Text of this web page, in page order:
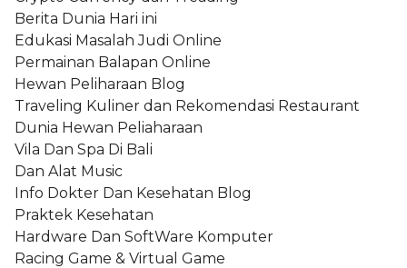
Berita Dunia Hari ini
Edukasi Masalah Judi Online
Permainan Balapan Online
Hewan Peliharaan Blog
Traveling Kuliner dan Rekomendasi Restaurant
Dunia Hewan Peliaharaan
Vila Dan Spa Di Bali
Dan Alat Music
Info Dokter Dan Kesehatan Blog
Praktek Kesehatan
Hardware Dan SoftWare Komputer
Racing Game & Virtual Game